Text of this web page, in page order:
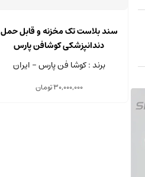
سند بلاست تک مخزنه و قابل حمل
دندانپزشکی کوشافن پارس
برند : کوشا فن پارس - ایران
30,000,000تومان